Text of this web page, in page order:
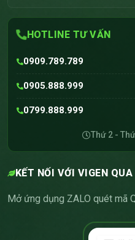
HOTLINE TƯ VẤN
0909.789.789
0905.888.999
0799.888.999
Thứ 2 -
KẾT NỐI VỚI VIGEN
Mở ứng dụng ZALO quét mã